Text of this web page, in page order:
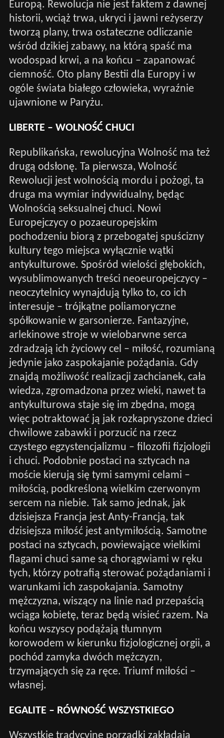
Europą. Rewolucja nie jest faktem z dawnej
historii, wciąż trwa, ukryci i jawni reżyserzy
tworzą plany, trwa ostateczne odliczanie
wśród dzikiej zabawy, na którą spaść ma
wodospad krwi, a na końcu – zapanować
ciemność. Oto plany Bestii dla Europy i w
ogóle świata białego człowieka, wyraźnie
ujawnione w Paryżu.
LIBERTE – WOLNOŚĆ CHUCI
Republikańska, rewolucyjna Wolność ma też
drugą odsłonę. Ta pierwsza, Wolność
Rewolucji jest wolnością mordu i pożogi, ta
druga ma wymiar indywidualny, będąc
Wolnością seksualnej chuci. Nowi
Europejczycy o pozaeuropejskim
pochodzeniu biorą z przebogatej spuścizny
kultury tego miejsca wyłącznie wątki
antykulturowe. Spośród wielości głębokich,
wysublimowanych treści neoeuropejczycy –
neoczytelnicy wynajdują tylko to, co ich
interesuje – trójkątne poliamoryczne
spółkowanie w garsonierze. Fantazyjne,
arlekinowe stroje w wielobarwne serca
zdradzają ich życiowy cel – miłość, rozumianą
jedynie jako zaspokajanie pożądania. Gdy
znajdą możliwość realizacji zachcianek, cała
wiedza, zgromadzona przez wieki, nawet ta
antykulturowa staje się im zbędna, mogą
więc potraktować ją jak rozkapryszone dzieci
chwilowe zabawki i porzucić na rzecz
czystego egzystencjalizmu – filozofii fizjologii
i chuci. Podobnie postaci na sztycach na
moście kierują się tymi samymi celami –
miłością, podkreśloną wielkim czerwonym
sercem na niebie. Tak samo jednak, jak
dzisiejsza Francja jest Anty-Francją, tak
dzisiejsza miłość jest antymiłością. Samotne
postaci na sztycach, powiewające wielkimi
flagami chuci same są chorągwiami w ręku
tych, którzy potrafią sterować pożądaniami i
warunkami ich zaspokajania. Samotny
mężczyzna, wiszący na linie nad przepaścią
wciąga kobietę, teraz będą wisieć razem. Na
końcu wszyscy podążają tłumnym
korowodem w kierunku fizjologicznej orgii, a
pochód zamyka dwóch mężczyzn,
trzymających się za ręce. Triumf miłości –
własnej.
EGALITE – RÓWNOŚĆ WSZYSTKIEGO